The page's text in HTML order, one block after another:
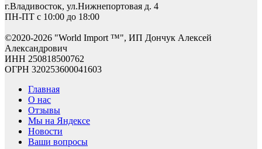
г.Владивосток, ул.Нижнепортовая д. 4
ПН-ПТ с 10:00 до 18:00
©2020-2026 "World Import ™", ИП Дончук Алексей
Александрович
ИНН 250818500762
ОГРН 320253600041603
Главная
О нас
Отзывы
Мы на Яндексе
Новости
Ваши вопросы